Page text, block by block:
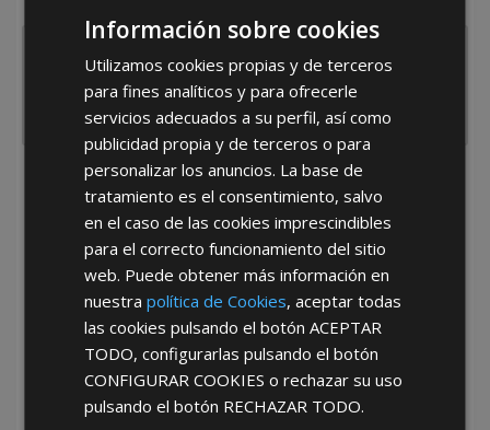
*Abstenerse particulares, sólo venta a tiendas y empresas minoristas y
mayoristas.
Información sobre cookies
Utilizamos cookies propias y de terceros
para fines analíticos y para ofrecerle
servicios adecuados a su perfil, así como
publicidad propia y de terceros o para
personalizar los anuncios. La base de
tratamiento es el consentimiento, salvo
en el caso de las cookies imprescindibles
para el correcto funcionamiento del sitio
web. Puede obtener más información en
nuestrapolítica de Cookies, aceptar todas
las cookies pulsando el botónACEPTAR
TODO, configurarlas pulsando el botón
CONFIGURAR COOKIES o rechazar su uso
pulsando el botón RECHAZAR TODO.